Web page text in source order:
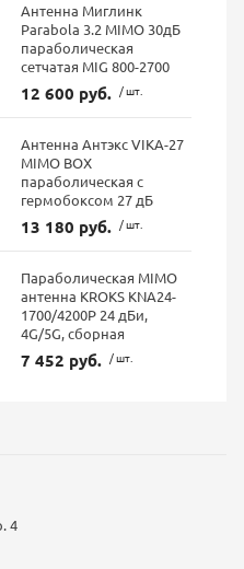
Антенна Миглинк
Parabola 3.2 MIMO 30дБ
параболическая
сетчатая MIG 800-2700
12 600 руб. / шт.
Антенна Антэкс VIKA-27
MIMO BOX
параболическая с
гермобоксом 27 дБ
13 180 руб. / шт.
Параболическая MIMO
антенна KROKS KNA24-
1700/4200P 24 дБи,
4G/5G, сборная
7 452 руб. / шт.
4